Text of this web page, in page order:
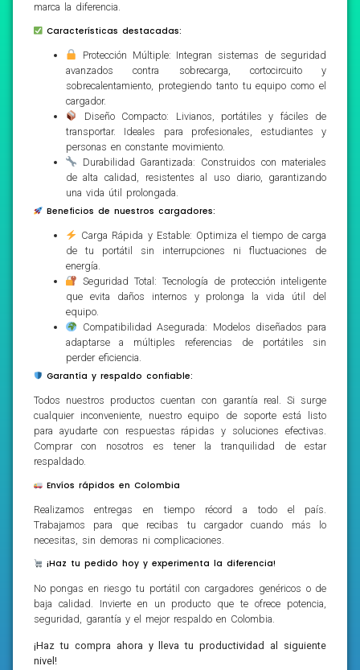
marca la diferencia.
Características destacadas:
Protección Múltiple: Integran sistemas de seguridad
avanzados contra sobrecarga, cortocircuito y
sobrecalentamiento, protegiendo tanto tu equipo como el
cargador.
Diseño Compacto: Livianos, portátiles y fáciles de
transportar. Ideales para profesionales, estudiantes y
personas en constante movimiento.
Durabilidad Garantizada: Construidos con materiales
de alta calidad, resistentes al uso diario, garantizando
una vida útil prolongada.
Beneficios de nuestros cargadores:
Carga Rápida y Estable: Optimiza el tiempo de carga
de tu portátil sin interrupciones ni fluctuaciones de
energía.
Seguridad Total: Tecnología de protección inteligente
que evita daños internos y prolonga la vida útil del
equipo.
Compatibilidad Asegurada: Modelos diseñados para
adaptarse a múltiples referencias de portátiles sin
perder eficiencia.
Garantía y respaldo confiable:
Todos nuestros productos cuentan con garantía real. Si surge
cualquier inconveniente, nuestro equipo de soporte está listo
para ayudarte con respuestas rápidas y soluciones efectivas.
Comprar con nosotros es tener la tranquilidad de estar
respaldado.
Envíos rápidos en Colombia
Realizamos entregas en tiempo récord a todo el país.
Trabajamos para que recibas tu cargador cuando más lo
necesitas, sin demoras ni complicaciones.
¡Haz tu pedido hoy y experimenta la diferencia!
No pongas en riesgo tu portátil con cargadores genéricos o de
baja calidad. Invierte en un producto que te ofrece potencia,
seguridad, garantía y el mejor respaldo en Colombia.
¡Haz tu compra ahora y lleva tu productividad al siguiente
nivel!